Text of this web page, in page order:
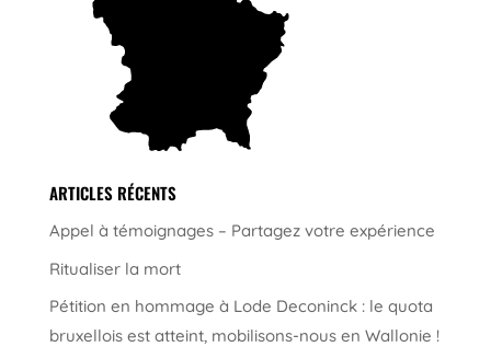
ARTICLES RÉCENTS
Appel à témoignages – Partagez votre expérience
Ritualiser la mort
Pétition en hommage à Lode Deconinck : le quota
bruxellois est atteint, mobilisons-nous en Wallonie !